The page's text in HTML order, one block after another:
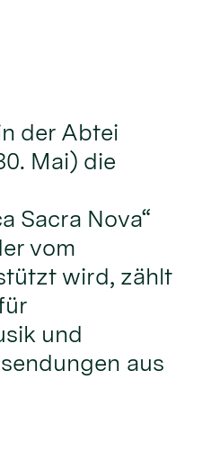
der Abtei
Mai) die
Sacra Nova“
vom
wird, zählt
und
aus